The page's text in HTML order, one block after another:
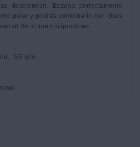
descienden. Estarás perfectamente
polar y podrás combinarlo con otras
de colores disponibles.
155 g/m.